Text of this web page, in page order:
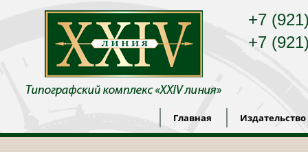
+7
+7
Главная Издательство